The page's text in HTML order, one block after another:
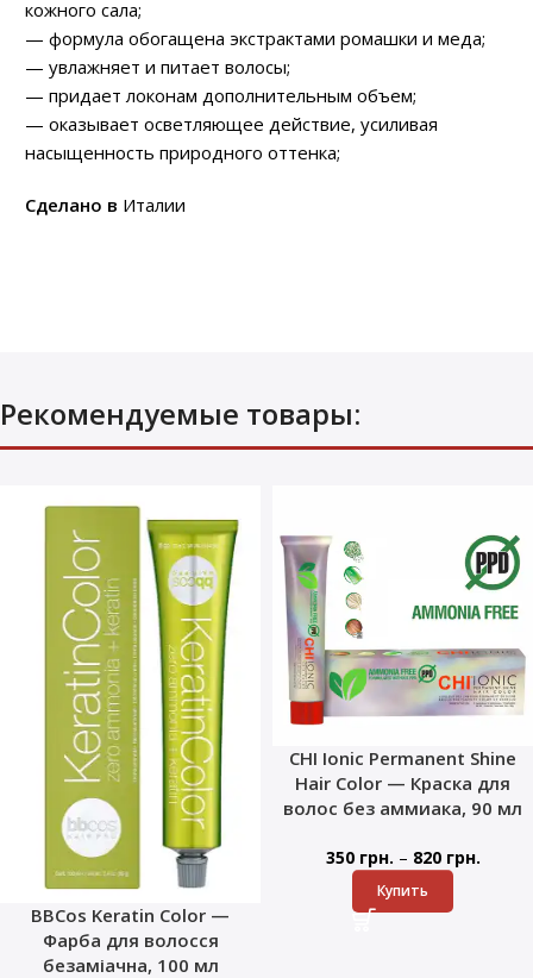
кожного сала;
— формула обогащена экстрактами ромашки и меда;
— увлажняет и питает волосы;
— придает локонам дополнительным объем;
— оказывает осветляющее действие, усиливая
насыщенность природного оттенка;
Сделано в Италии
Рекомендуемые товары:
BBCos Keratin Color —
Фарба для волосся
безаміачна, 100 мл
CHI Ionic Permanent Shine
Hair Color — Краска для
волос без аммиака, 90 мл
350 грн. – 820 грн.
Купить